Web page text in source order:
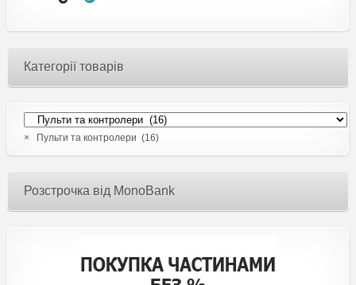
Категорії товарів
× Пульти та контролери (16)
Розстрочка від MonoBank